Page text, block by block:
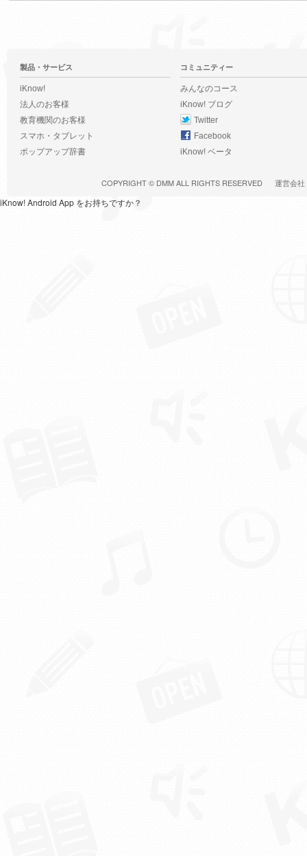
製品・サービス
iKnow!
法人のお客様
教育機関のお客様
スマホ・タブレット
ポップアップ辞書
コミュニティー
みんなのコース
iKnow! ブログ
Twitter
Facebook
iKnow! ベータ
COPYRIGHT © DMMALL RIGHTS RESERVED 運営会社
iKnow! Android App をお持ちですか？